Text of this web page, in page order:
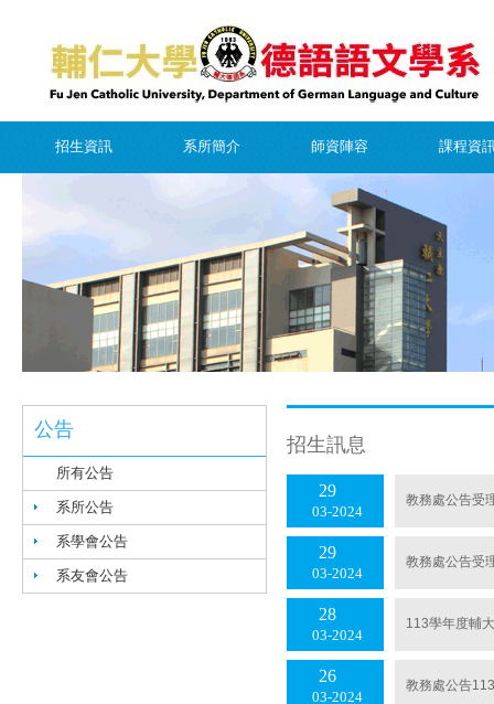
招生資訊 系所簡介 師資陣容 課程資
公告
所有公告
系所公告
系學會公告
系友會公告
招生訊息
03 2024
29 教務處公告受
03 2024
29 教務處公告受
03 2024
28 113學年度輔
03 2024
26 教務處公告